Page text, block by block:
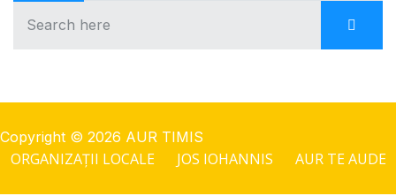
Copyright © 2026 AUR TIMIS
ORGANIZAȚII LOCALE JOS IOHANNIS AUR TE AUDE